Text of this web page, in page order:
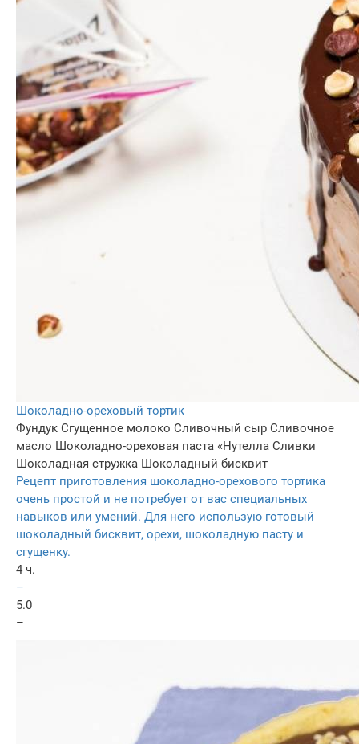
Шоколадно-ореховый тортик
Фундук Сгущенное молоко Сливочный сыр Сливочное
масло Шоколадно-ореховая паста «Нутелла Сливки
Шоколадная стружка Шоколадный бисквит
Рецепт приготовления шоколадно-орехового тортика
очень простой и не потребует от вас специальных
навыков или умений. Для него использую готовый
шоколадный бисквит, орехи, шоколадную пасту и
сгущенку.
4 ч.
–
5.0
–